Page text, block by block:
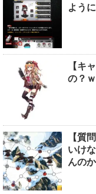
よう
【キ
の？
【質
いけ
んの